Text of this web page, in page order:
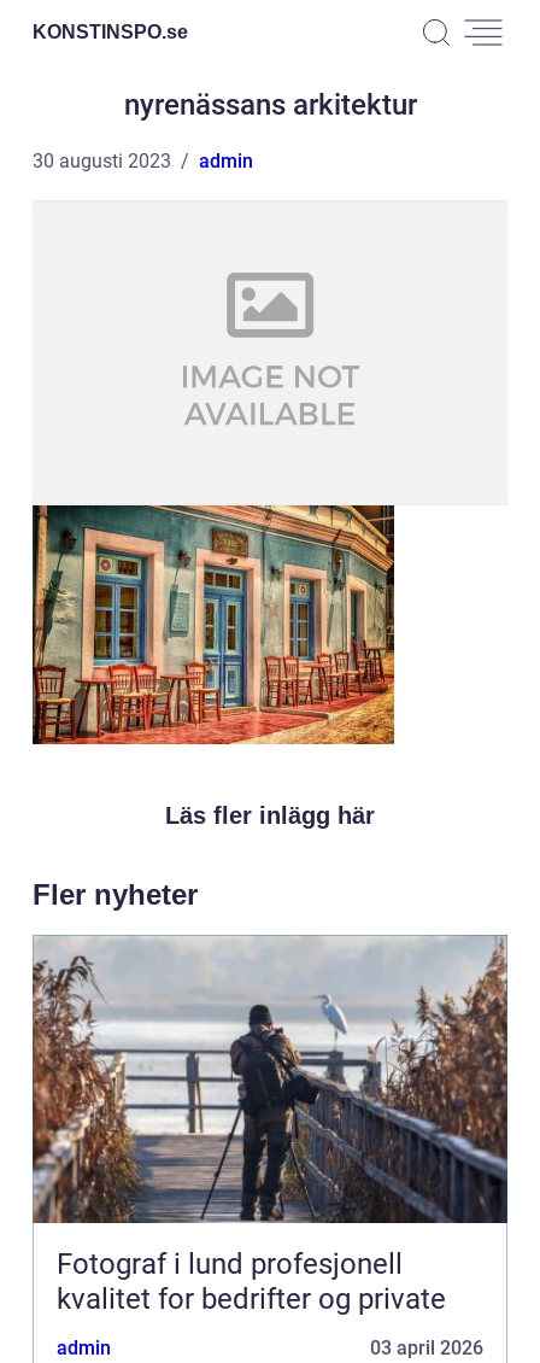
KONSTINSPO.se
nyrenässans arkitektur
30 augusti 2023 admin
Läs fler inlägg här
Fler nyheter
Fotograf i lund profesjonell
kvalitet for bedrifter og private
admin 03 april 2026